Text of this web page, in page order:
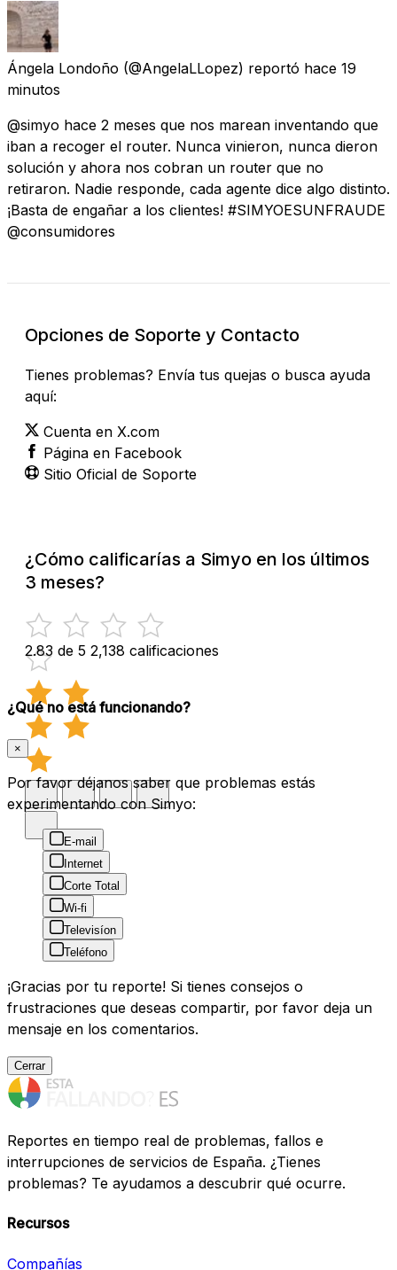
Ángela Londoño (@AngelaLLopez) reportó hace 19
minutos
@simyo hace 2 meses que nos marean inventando que
iban a recoger el router. Nunca vinieron, nunca dieron
solución y ahora nos cobran un router que no
retiraron. Nadie responde, cada agente dice algo distinto.
¡Basta de engañar a los clientes! #SIMYOESUNFRAUDE
@consumidores
Opciones de Soporte y Contacto
Tienes problemas? Envía tus quejas o busca ayuda
aquí:
Cuenta en X.com
Página en Facebook
Sitio Oficial de Soporte
¿Cómo calificarías a Simyo en los últimos
3 meses?
2.83 de 5 2,138 calificaciones
¿Qué no está funcionando?
×
Por favor déjanos saber que problemas estás
experimentando con Simyo:
E-mail
Internet
Corte Total
Wi-fi
Televisíon
Teléfono
¡Gracias por tu reporte! Si tienes consejos o
frustraciones que deseas compartir, por favor deja un
mensaje en los comentarios.
Cerrar
Reportes en tiempo real de problemas, fallos e
interrupciones de servicios de España. ¿Tienes
problemas? Te ayudamos a descubrir qué ocurre.
Recursos
Compañías